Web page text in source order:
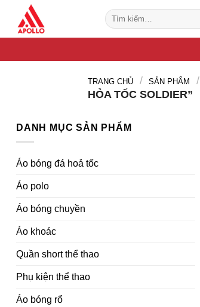
nội
Tìm
kiếm:
TRANG CHỦ / SẢN PHẨM /
HỎA TỐC SOLDIER”
DANH MỤC SẢN PHẨM
Áo bóng đá hoả tốc
Áo polo
Áo bóng chuyền
Áo khoác
Quần short thể thao
Phụ kiện thể thao
Áo bóng rổ